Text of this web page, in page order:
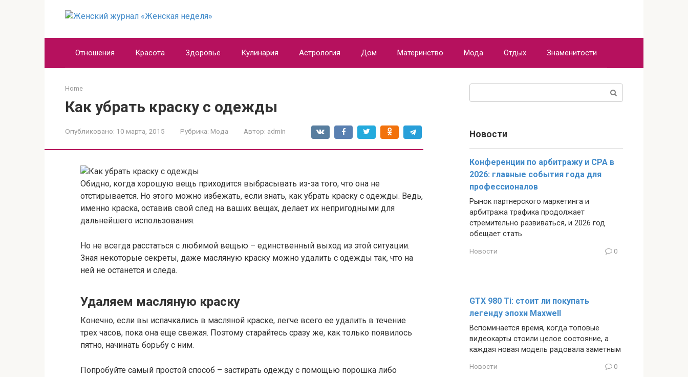
Отношения Красота Здоровье Кулинария Астрология Дом Материнство Мода Отдых Знаменитости
Home
Как убрать краску с одежды
Опубликовано: 10 марта, 2015 Рубрика: Мода Автор: admin
Обидно, когда хорошую вещь приходится выбрасывать из-за того, что она не
отстирывается. Но этого можно избежать, если знать, как убрать краску с одежды. Ведь,
именно краска, оставив свой след на ваших вещах, делает их непригодными для
дальнейшего использования.
Но не всегда расстаться с любимой вещью – единственный выход из этой ситуации.
Зная некоторые секреты, даже масляную краску можно удалить с одежды так, что на
ней не останется и следа.
Удаляем масляную краску
Конечно, если вы испачкались в масляной краске, легче всего ее удалить в течение
трех часов, пока она еще свежая. Поэтому старайтесь сразу же, как только появилось
пятно, начинать борьбу с ним.
Попробуйте самый простой способ – застирать одежду с помощью порошка либо
Новости
Конференции по арбитражу и CPA в
2026: главные события года для
профессионалов
Рынок партнерского маркетинга и
арбитража трафика продолжает
стремительно развиваться, и 2026 год
обещает стать
Новости 0
GTX 980 Ti: стоит ли покупать
легенду эпохи Maxwell
Вспоминается время, когда топовые
видеокарты стоили целое состояние, а
каждая новая модель радовала заметным
Новости 0